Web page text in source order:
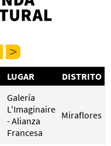
LUGAR DISTRITO
Galería
L'Imaginaire
- Alianza
Francesa
Miraflores